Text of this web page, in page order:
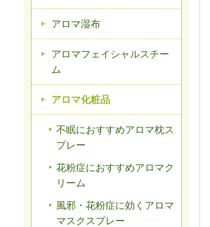
アロマ湿布
アロマフェイシャルスチー
ム
アロマ化粧品
不眠におすすめアロマ枕ス
プレー
花粉症におすすめアロマク
リーム
風邪・花粉症に効くアロマ
マスクスプレー